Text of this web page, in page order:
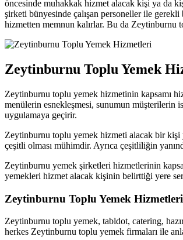
öncesinde muhakkak hizmet alacak kişi ya da
şirketi bünyesinde çalışan personeller ile
hizmetten memnun kalırlar. Bu da Zeytinburnu
Zeytinburnu Toplu Yemek
Zeytinburnu toplu yemek hizmetinin kapsamı
menülerin esnekleşmesi, sunumun müşterilerin
uygulamaya geçirir.
Zeytinburnu toplu yemek hizmeti alacak bir
çeşitli olması mühimdir. Ayrıca çeşitliliğin
Zeytinburnu yemek şirketleri hizmetlerinin
yemekleri hizmet alacak kişinin belirttiği yere
Zeytinburnu Toplu Yemek
Zeytinburnu toplu yemek, tabldot, catering,
herkes Zeytinburnu toplu yemek firmaları ile